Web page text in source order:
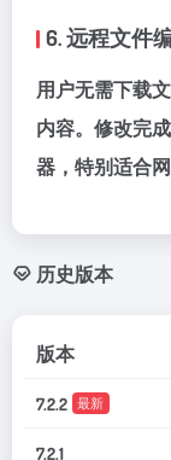
6. 远程文件
用户无需下载
内容。修改完
器，特别适合
历史版本
版本
7.2.2 最新
7.2.1